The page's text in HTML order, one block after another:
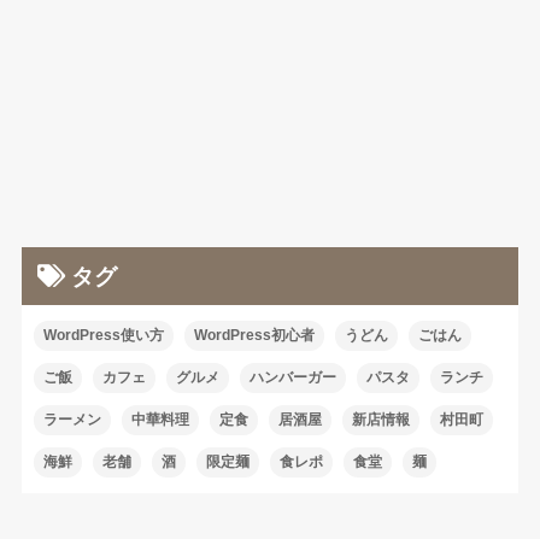
タグ
WordPress使い方 WordPress初心者 うどん ごはん
ご飯 カフェ グルメ ハンバーガー パスタ ランチ
ラーメン 中華料理 定食 居酒屋 新店情報 村田町
海鮮 老舗 酒 限定麺 食レポ 食堂 麺